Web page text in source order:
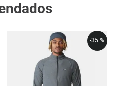
-35 %